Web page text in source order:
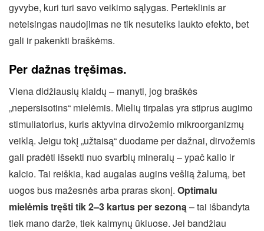
gyvybe, kuri turi savo veikimo sąlygas. Perteklinis ar
neteisingas naudojimas ne tik nesuteiks laukto efekto, bet
gali ir pakenkti braškėms.
Per dažnas tręšimas.
Viena didžiausių klaidų – manyti, jog braškės
„nepersisotins“ mielėmis. Mielių tirpalas yra stiprus augimo
stimuliatorius, kuris aktyvina dirvožemio mikroorganizmų
veiklą. Jeigu tokį „užtaisą“ duodame per dažnai, dirvožemis
gali pradėti išsekti nuo svarbių mineralų – ypač kalio ir
kalcio. Tai reiškia, kad augalas augins vešlią žalumą, bet
uogos bus mažesnės arba praras skonį. Optimalu
mielėmis tręšti tik 2–3 kartus per sezoną– tai išbandyta
tiek mano darže, tiek kaimynų ūkiuose. Jei bandžiau